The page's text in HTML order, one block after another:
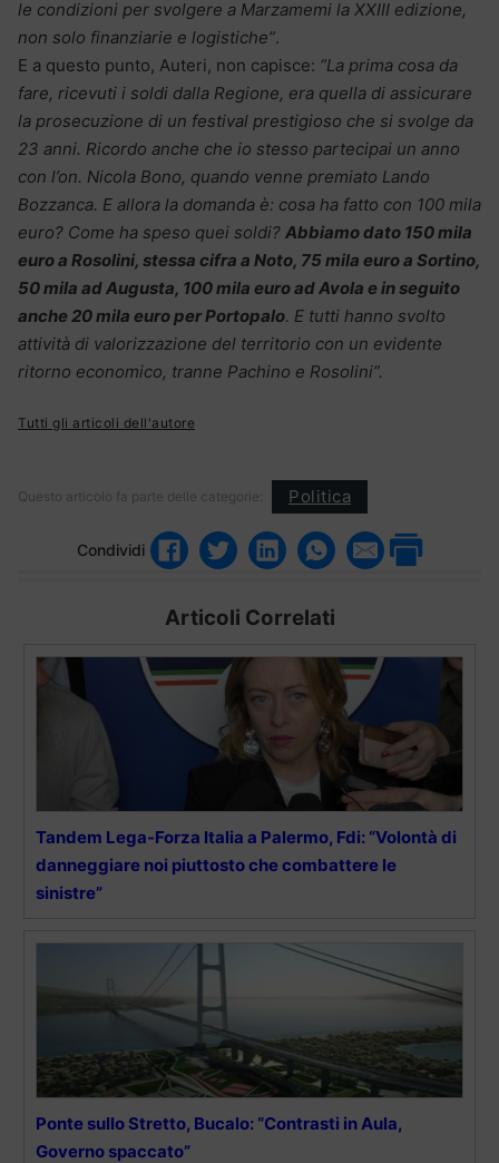
le condizioni per svolgere a Marzamemi la XXIII edizione,
non solo finanziarie e logistiche”.
E a questo punto, Auteri, non capisce: “La prima cosa da
fare, ricevuti i soldi dalla Regione, era quella di assicurare
la prosecuzione di un festival prestigioso che si svolge da
23 anni. Ricordo anche che io stesso partecipai un anno
con l’on. Nicola Bono, quando venne premiato Lando
Bozzanca. E allora la domanda è: cosa ha fatto con 100 mila
euro? Come ha speso quei soldi? Abbiamo dato 150 mila
euro a Rosolini, stessa cifra a Noto, 75 mila euro a Sortino,
50 mila ad Augusta, 100 mila euro ad Avola e in seguito
anche 20 mila euro per Portopalo. E tutti hanno svolto
attività di valorizzazione del territorio con un evidente
ritorno economico, tranne Pachino e Rosolini”.
Tutti gli articoli dell'autore
Questo articolo fa parte delle categorie: Politica
Condividi
Articoli Correlati
Tandem Lega-Forza Italia a Palermo, Fdi: “Volontà di
danneggiare noi piuttosto che combattere le
sinistre”
Ponte sullo Stretto, Bucalo: “Contrasti in Aula,
Governo spaccato”